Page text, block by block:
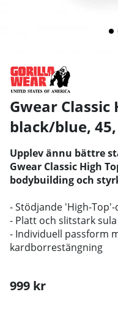
Gwear Classic
black/blue, 45,
Upplev ännu bättre
Gwear Classic High
bodybuilding och
- Stödjande 'High-
- Platt och slitstark
- Individuell passform
kardborrestängning
999 kr